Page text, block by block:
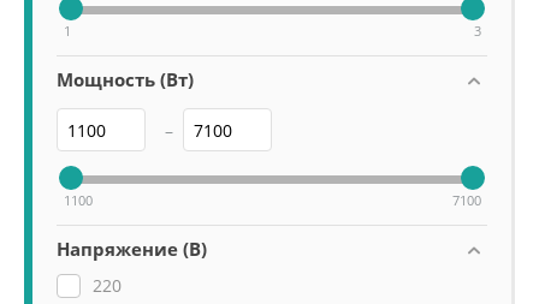
1 3
Мощность (Вт)
–
1100 7100
Напряжение (В)
220